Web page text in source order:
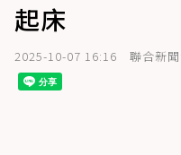
起床
2025-10-07 16:16 聯合新